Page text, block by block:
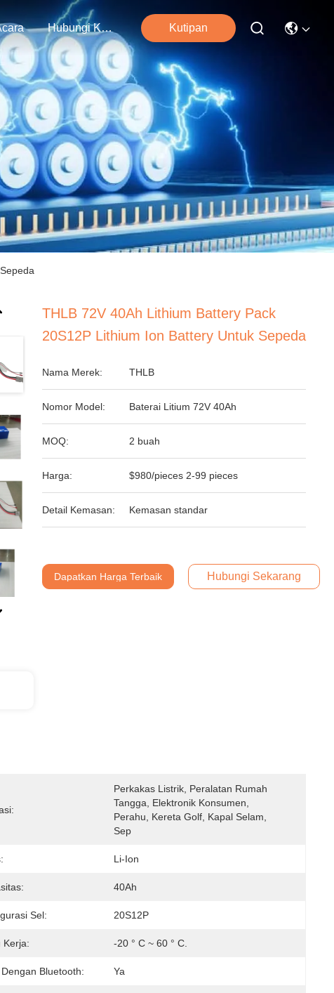
Hubungi Kami Kutipan
THLB 72V 40Ah Lithium Battery Pack
20S12P Lithium Ion Battery Untuk Sepeda
Nama Merek: THLB
Nomor Model: Baterai Litium 72V 40Ah
MOQ: 2 buah
Harga: $980/pieces 2-99 pieces
Detail Kemasan: Kemasan standar
Dapatkan Harga Terbaik Hubungi Sekarang
Perkakas Listrik, Peralatan Rumah
Tangga, Elektronik Konsumen,
Perahu, Kereta Golf, Kapal Selam,
Sep
Li-Ion
40Ah
Sel: 20S12P
Kerja: -20 ° C ~ 60 ° C.
Dengan Bluetooth: Ya